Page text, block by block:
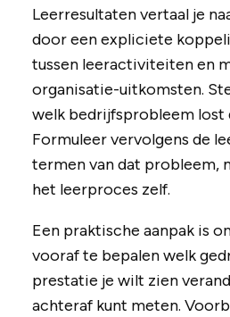
Leerresultaten vertaal je
door een expliciete
tussen leeractiviteiten en
organisatie-uitkomsten.
welk bedrijfsprobleem lost
Formuleer vervolgens de
termen van dat probleem,
het leerproces zelf.
Een praktische aanpak is
vooraf te bepalen welk
prestatie je wilt zien
achteraf kunt meten.